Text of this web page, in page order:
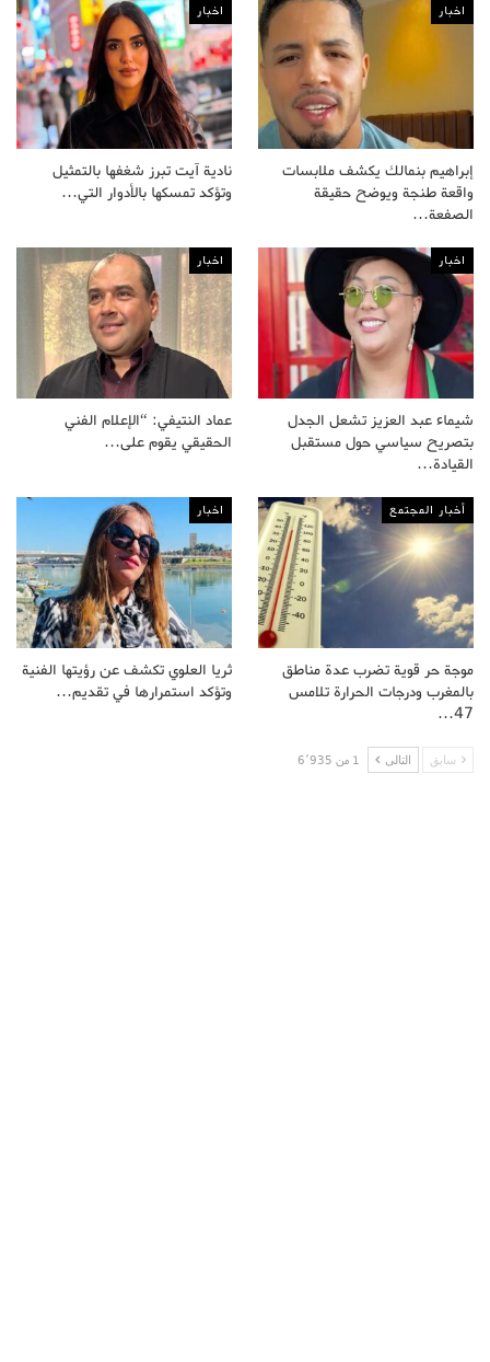
اخبار
إبراهيم بنمالك يكشف ملابسات
واقعة طنجة ويوضح حقيقة
الصفعة…
اخبار
نادية آيت تبرز شغفها بالتمثيل
وتؤكد تمسكها بالأدوار التي…
اخبار
شيماء عبد العزيز تشعل الجدل
بتصريح سياسي حول مستقبل
القيادة…
اخبار
عماد النتيفي: “الإعلام الفني
الحقيقي يقوم على…
أخبار المجتمع
موجة حر قوية تضرب عدة مناطق
بالمغرب ودرجات الحرارة تلامس
47…
اخبار
ثريا العلوي تكشف عن رؤيتها الفنية
وتؤكد استمرارها في تقديم…
سابق التالى 1 من 6٬935